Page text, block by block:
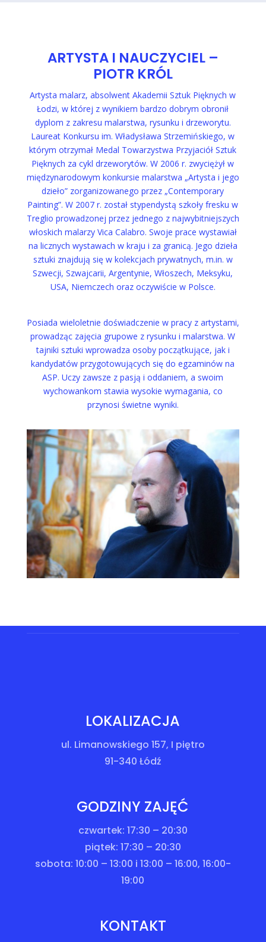
ARTYSTA I NAUCZYCIEL –
PIOTR KRÓL
Artysta malarz, absolwent Akademii Sztuk Pięknych w
Łodzi, w której z wynikiem bardzo dobrym obronił
dyplom z zakresu malarstwa, rysunku i drzeworytu.
Laureat Konkursu im. Władysława Strzemińskiego, w
którym otrzymał Medal Towarzystwa Przyjaciół Sztuk
Pięknych za cykl drzeworytów. W 2006 r. zwyciężył w
międzynarodowym konkursie malarstwa „Artysta i jego
dzieło” zorganizowanego przez „Contemporary
Painting”. W 2007 r. został stypendystą szkoły fresku w
Treglio prowadzonej przez jednego z najwybitniejszych
włoskich malarzy Vica Calabro. Swoje prace wystawiał
na licznych wystawach w kraju i za granicą. Jego dzieła
sztuki znajdują się w kolekcjach prywatnych, m.in. w
Szwecji, Szwajcarii, Argentynie, Włoszech, Meksyku,
USA, Niemczech oraz oczywiście w Polsce.
Posiada wieloletnie doświadczenie w pracy z artystami,
prowadząc zajęcia grupowe z rysunku i malarstwa. W
tajniki sztuki wprowadza osoby początkujące, jak i
kandydatów przygotowujących się do egzaminów na
ASP. Uczy zawsze z pasją i oddaniem, a swoim
wychowankom stawia wysokie wymagania, co
przynosi świetne wyniki.
LOKALIZACJA
ul. Limanowskiego 157, I piętro
91-340 Łódź
GODZINY ZAJĘĆ
czwartek: 17:30 – 20:30
piątek: 17:30 – 20:30
sobota: 10:00 – 13:00 i 13:00 – 16:00, 16:00-
19:00
KONTAKT